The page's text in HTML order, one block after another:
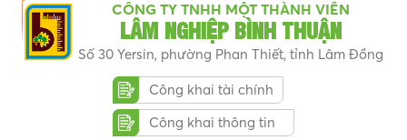
CÔNG TY TNHH MỘT THÀNH VIÊN
LÂM NGHIỆP BÌNH THUẬN
Số 30 Yersin, phường Phan Thiết, tỉnh Lâm Đồng
Công khai tài chính
Công khai thông tin